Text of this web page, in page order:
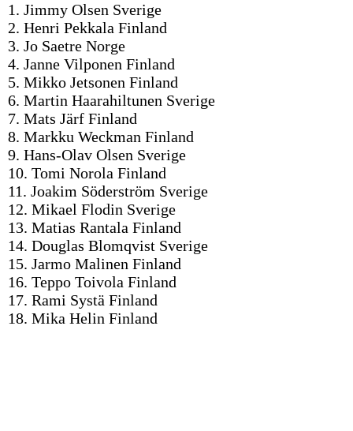
1. Jimmy Olsen Sverige
2. Henri Pekkala Finland
3. Jo Saetre Norge
4. Janne Vilponen Finland
5. Mikko Jetsonen Finland
6. Martin Haarahiltunen Sverige
7. Mats Järf Finland
8. Markku Weckman Finland
9. Hans-Olav Olsen Sverige
10. Tomi Norola Finland
11. Joakim Söderström Sverige
12. Mikael Flodin Sverige
13. Matias Rantala Finland
14. Douglas Blomqvist Sverige
15. Jarmo Malinen Finland
16. Teppo Toivola Finland
17. Rami Systä Finland
18. Mika Helin Finland